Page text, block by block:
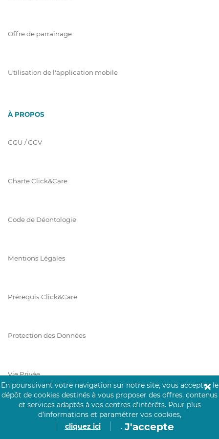
Offre de parrainage
Utilisation de l'application mobile
À PROPOS
CGU / GGV
Charte Click&Care
Code de Déontologie
Mentions Légales
Prérequis Click&Care
Protection des Données
Vie Privée
PAIEMENT SÉCURISÉ
En poursuivant votre navigation sur notre site, vous acceptez le
dépôt de cookies destinés à vous proposer des offres, contenus
et services adaptés à vos centres d’intérêts. Pour plus
d’informations et paramétrer vos cookies,
cliquez ici
. J'accepte
✕